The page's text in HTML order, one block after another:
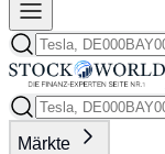
Märkte